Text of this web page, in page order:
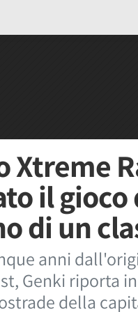
Xtreme
il gioco
di un
anni
Genki riporta
della